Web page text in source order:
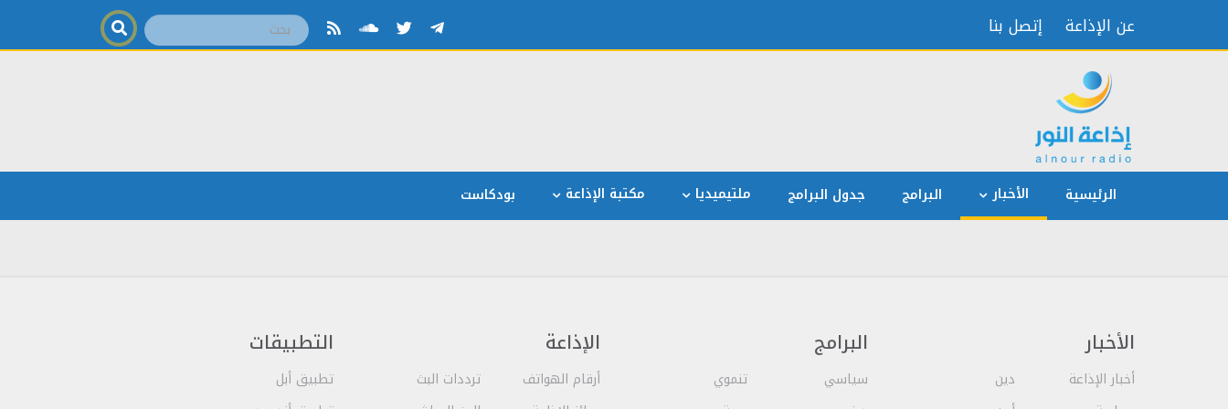
عن الإذاعة إتصل بنا
الرئيسية الأخبار البرامج جدول البرامج ملتيميديا مكتبة الإذاعة بودكاست
الأخبار
أخبار الإذاعة
دين
البرامج
سياسي
تنموي
الإذاعة
أرقام الهواتف
ترددات البث
التطبيقات
تطبيق أبل